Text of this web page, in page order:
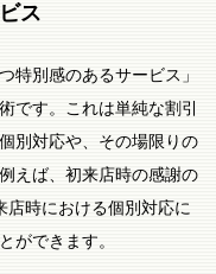
ス
特別感のあるサービス」
です。これは単純な割引
別対応や、その場限りの
えば、初来店時の感謝の
時における個別対応に
ができます。